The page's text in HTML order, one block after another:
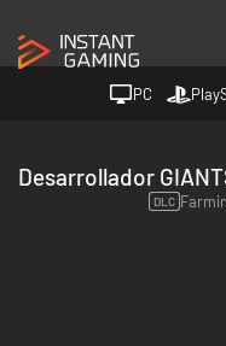
PC
Desarrollador
DLC